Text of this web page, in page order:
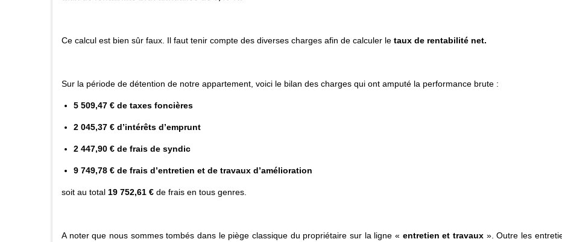
Ce calcul est bien sûr faux. Il faut tenir compte des diverses charges afin de calculer le taux de rentabilité net.
Sur la période de détention de notre appartement, voici le bilan des charges qui ont amputé la performance brute :
5 509,47 € de taxes foncières
2 045,37 € d’intérêts d’emprunt
2 447,90 € de frais de syndic
9 749,78 € de frais d’entretien et de travaux d’amélioration
soit au total 19 752,61 € de frais en tous genres.
A noter que nous sommes tombés dans le piège classique du propriétaire sur la ligne « entretien et travaux ». Outre les